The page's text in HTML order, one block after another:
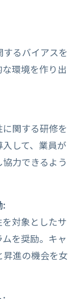
るバイアスを
環境を作り出
関する研修を
して、業員が
力できるよう
:
対象としたサ
を奨励。キャ
昇進の機会を女